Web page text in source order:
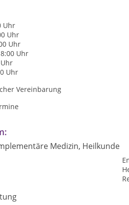
Uhr
Uhr
Uhr
Uhr
Uhr
Vereinbarung
Medizin, Heilkunde